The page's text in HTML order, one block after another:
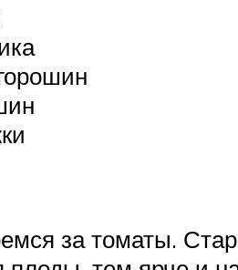
за томаты.